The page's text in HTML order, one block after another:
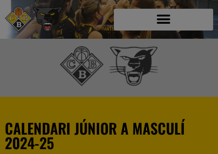
C.B. BLANES A
CALENDARI JÚNIOR A MASCULÍ
2024-25